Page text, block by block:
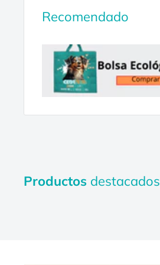
Recomendado
Productos destacados